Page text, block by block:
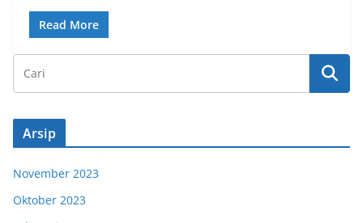
Read More
Arsip
November 2023
Oktober 2023